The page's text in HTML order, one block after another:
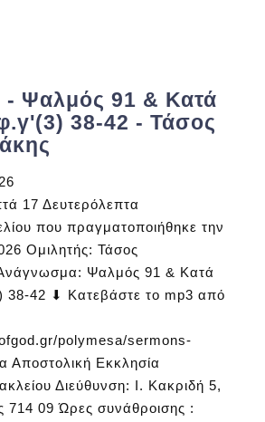
- Ψαλμός 91 & Κατά
38-42 - Τάσος
17 Δευτερόλεπτα
που πραγματοποιήθηκε την
Ομιλητής: Τάσος
Ψαλμός 91 & Κατά
38-42 ⬇ Κατεβάστε το mp3 από
polymesa/sermons-
Αποστολική Εκκλησία
Διεύθυνση: Ι. Κακριδή 5,
714 09 Ώρες συνάθροισης :